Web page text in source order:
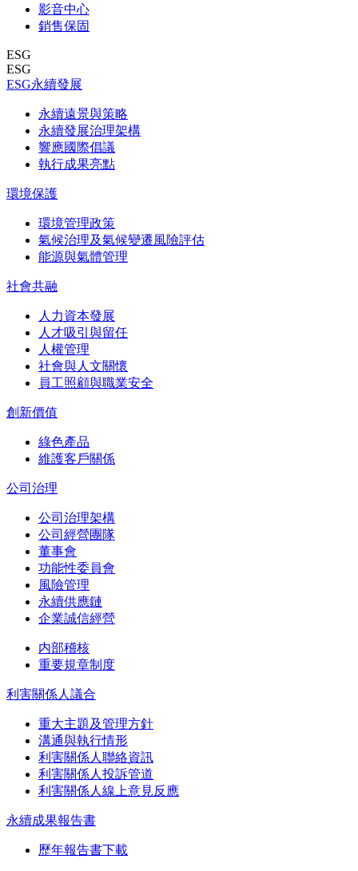
影音中心
銷售保固
ESG
ESG
ESG永續發展
永續遠景與策略
永續發展治理架構
響應國際倡議
執行成果亮點
環境保護
環境管理政策
氣候治理及氣候變遷風險評估
能源與氣體管理
社會共融
人力資本發展
人才吸引與留任
人權管理
社會與人文關懷
員工照顧與職業安全
創新價值
綠色產品
維護客戶關係
公司治理
公司治理架構
公司經營團隊
董事會
功能性委員會
風險管理
永續供應鏈
企業誠信經營
内部稽核
重要規章制度
利害關係人議合
重大主題及管理方針
溝通與執行情形
利害關係人聯絡資訊
利害關係人投訴管道
利害關係人線上意見反應
永續成果報告書
歷年報告書下載